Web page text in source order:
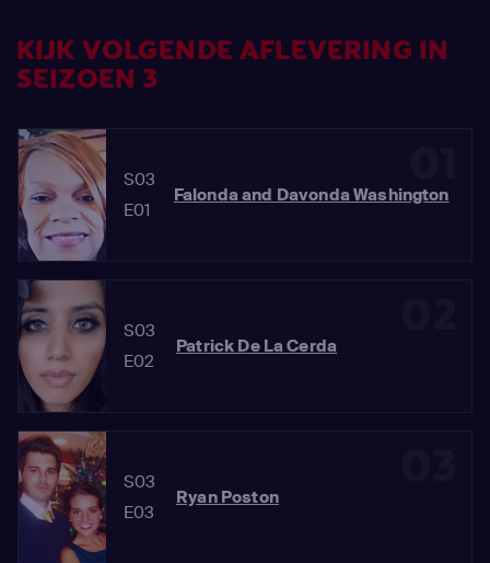
KIJK VOLGENDE AFLEVERING IN
SEIZOEN 3
S03
E01
Falonda and Davonda Washington
S03
E02
Patrick De La Cerda
S03
E03
Ryan Poston